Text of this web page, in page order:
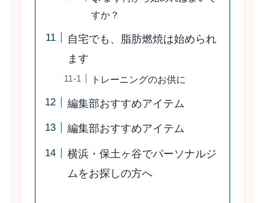
すか？
自宅でも、脂肪燃焼は始められ
ます
トレーニングのお供に
編集部おすすめアイテム
編集部おすすめアイテム
横浜・保土ヶ谷でパーソナルジ
ムをお探しの方へ